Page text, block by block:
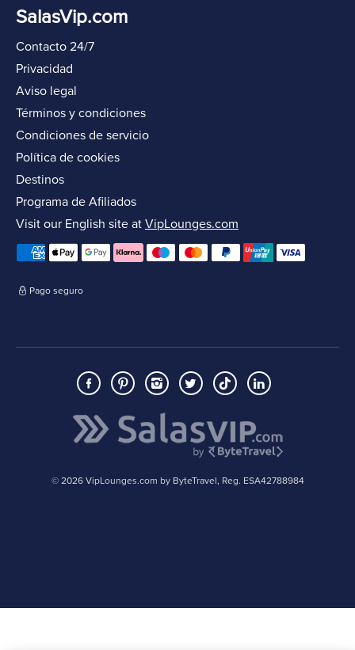
SalasVip.com
Contacto 24/7
Privacidad
Aviso legal
Términos y condiciones
Condiciones de servicio
Política de cookies
Destinos
Programa de Afiliados
Visit our English site at VipLounges.com
Pago seguro
© 2026 VipLounges.com by ByteTravel, Reg. ESA42788984